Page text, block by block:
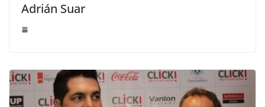
Adrián Suar